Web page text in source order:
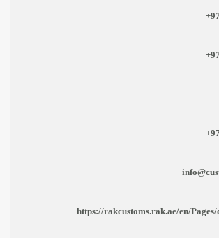
https://rakcustoms.rak.ae/en/Pages/